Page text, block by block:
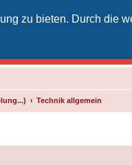
zu bieten. Durch die
Technik allgemein